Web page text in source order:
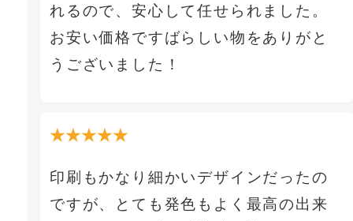
れるので、安心して任せられました。
お安い価格ですばらしい物をありがと
うございました！
★★★★★
印刷もかなり細かいデザインだったの
ですが、とても発色もよく最高の出来